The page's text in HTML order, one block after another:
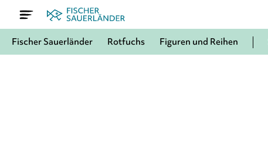
Fischer Sauerländer Rotfuchs Figuren und Reihen